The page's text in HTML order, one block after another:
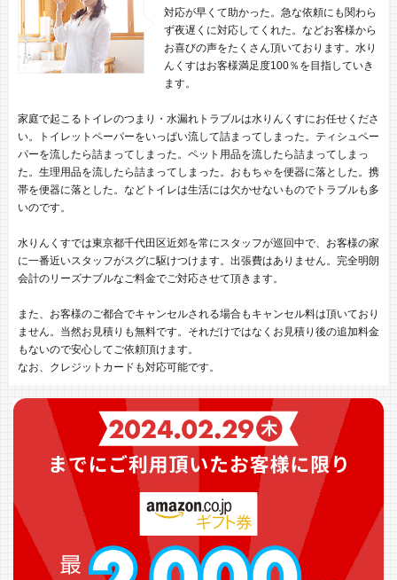
対応が早くて助かった。急な依頼にも関わら
ず夜遅くに対応してくれた。などお客様から
お喜びの声をたくさん頂いております。水り
んくすはお客様満足度100％を目指していき
ます。
家庭で起こるトイレのつまり・水漏れトラブルは水りんくすにお任せくださ
い。トイレットペーパーをいっぱい流して詰まってしまった。ティシュペー
パーを流したら詰まってしまった。ペット用品を流したら詰まってしまっ
た。生理用品を流したら詰まってしまった。おもちゃを便器に落とした。携
帯を便器に落とした。などトイレは生活には欠かせないものでトラブルも多
いのです。
水りんくすでは東京都千代田区近郊を常にスタッフが巡回中で、お客様の家
に一番近いスタッフがスグに駆けつけます。出張費はありません。完全明朗
会計のリーズナブルなご料金でご対応させて頂きます。
また、お客様のご都合でキャンセルされる場合もキャンセル料は頂いており
ません。当然お見積りも無料です。それだけではなくお見積り後の追加料金
もないので安心してご依頼頂けます。
なお、クレジットカードも対応可能です。